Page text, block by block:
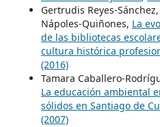
Gertrudis Reyes-
Nápoles-Quiñones, La
de las bibliotecas
cultura histórica
(2016)
Tamara Caballero-
La educación ambiental
sólidos en Santiago de
(2007)